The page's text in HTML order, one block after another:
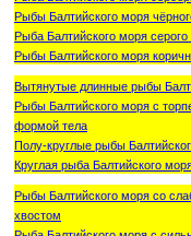
Рыбы Балтийского моря
Рыба Балтийского моря серого
Рыбы Балтийского моря
Вытянутые длинные рыбы
Рыбы Балтийского моря с
формой тела
Полу-круглые рыбы
Круглая рыба Балтийского
Рыбы Балтийского моря со
хвостом